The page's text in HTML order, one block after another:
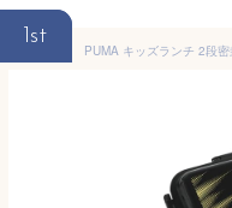
1st